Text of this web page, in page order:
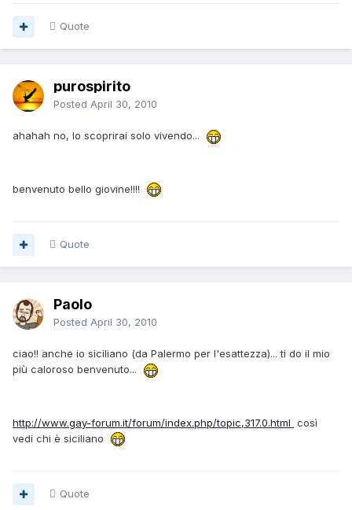
Quote
purospirito
Posted April 30, 2010
ahahah no, lo scoprirai solo vivendo...
benvenuto bello giovine!!!!
Quote
Paolo
Posted April 30, 2010
ciao!! anche io siciliano (da Palermo per l'esattezza)... ti do il mio
più caloroso benvenuto...
http://www.gay-forum.it/forum/index.php/topic,317.0.html così
vedi chi è siciliano
Quote